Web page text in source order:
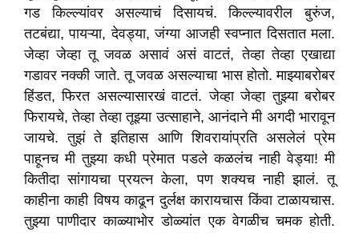
गड किल्ल्यांवर असल्याचं दिसायचं. किल्ल्यावरील बुरुंज,
तटबंद्या, पायऱ्या, देवड्या, जंग्या आजही स्वप्नात दिसतात मला.
जेव्हा जेव्हा तू जवळ असावं असं वाटतं, तेव्हा तेव्हा एखाद्या
गडावर नक्की जाते. तू जवळ असल्याचा भास होतो. माझ्याबरोबर
हिंडत, फिरत असल्यासारखं वाटतं. जेव्हा जेव्हा तुझ्या बरोबर
फिरायचे, तेव्हा तेव्हा तूझ्या उत्साहाने, आनंदाने मी अगदी भारावून
जायचे. तुझं ते इतिहास आणि शिवरायांप्रति असलेलं प्रेम
पाहूनच मी तुझ्या कधी प्रेमात पडले कळलंच नाही वेड्या! मी
कितीदा सांगायचा प्रयत्न केला, पण शक्यच नाही झालं. तू
काहीना काही विषय काढून दुर्लक्ष कारायचास किंवा टाळायचास.
तुझ्या पाणीदार काळ्याभोर डोळ्यांत एक वेगळीच चमक होती.